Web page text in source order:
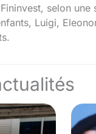
selon une
Luigi,